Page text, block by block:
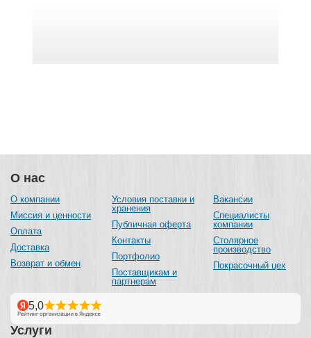
О нас
О компании
Миссия и ценности
Оплата
Доставка
Возврат и обмен
Условия поставки и
хранения
Публичная оферта
Контакты
Портфолио
Поставщикам и
партнерам
Вакансии
Специалисты
компании
Столярное
производство
Покрасочный цех
Услуги